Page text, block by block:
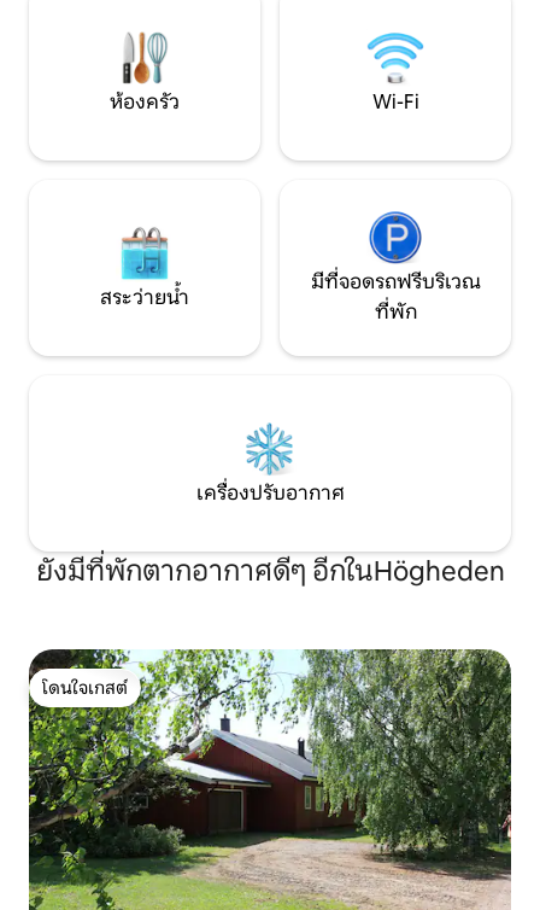
ขายของชำ และนั่งรถบัส 15 นาทีถึงใจกลาง
เมืองและสถานีรถไฟ สนามบินถึงสนามบิน
ได้ภายใน 40 นาที
อ่างอาบน้ำกลางแ
เดินเล่น พาเดลแ
ห้องครัว Wi-Fi
สระว่ายน้ำ
มีที่จอดรถฟรีบริเวณ
ที่พัก
เครื่องปรับอากาศ
ยังมีที่พักตากอากาศดีๆ อีกในHögheden
โดนใจเกสต์
โดนใจเกสต์